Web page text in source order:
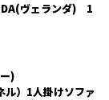
ヴェランダ) 1
)
ル）1人掛けソファ